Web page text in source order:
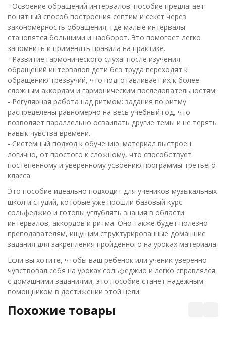
- Освоение обращений интервалов: пособие предлагает
понятный способ построения септим и секст через
закономерность обращения, где малые интервалы
становятся большими и наоборот. Это помогает легко
запомнить и применять правила на практике.
- Развитие гармонического слуха: после изучения
обращений интервалов дети без труда переходят к
обращению трезвучий, что подготавливает их к более
сложным аккордам и гармоническим последовательностям.
- Регулярная работа над ритмом: задания по ритму
распределены равномерно на весь учебный год, что
позволяет параллельно осваивать другие темы и не терять
навык чувства времени.
- Системный подход к обучению: материал выстроен
логично, от простого к сложному, что способствует
постепенному и уверенному усвоению программы третьего
класса.
Это пособие идеально подходит для учеников музыкальных
школ и студий, которые уже прошли базовый курс
сольфеджио и готовы углублять знания в области
интервалов, аккордов и ритма. Оно также будет полезно
преподавателям, ищущим структурированные домашние
задания для закрепления пройденного на уроках материала.
Если вы хотите, чтобы ваш ребенок или ученик уверенно
чувствовал себя на уроках сольфеджио и легко справлялся
с домашними заданиями, это пособие станет надежным
помощником в достижении этой цели.
Похожие товары